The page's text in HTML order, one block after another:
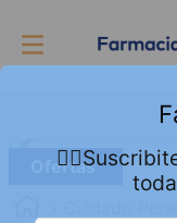
Ofertas